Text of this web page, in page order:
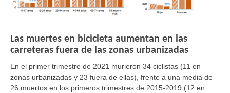
Las muertes en bicicleta aumentan en las
carreteras fuera de las zonas urbanizadas
En el primer trimestre de 2021 murieron 34 ciclistas (11 en
zonas urbanizadas y 23 fuera de ellas), frente a una media de
26 muertos en los primeros trimestres de 2015-2019 (12 en